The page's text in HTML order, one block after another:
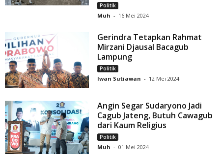
Politik
Muh - 16 Mei 2024
Gerindra Tetapkan Rahmat
Mirzani Djausal Bacagub
Lampung
Politik
Iwan Sutiawan - 12 Mei 2024
Angin Segar Sudaryono Jadi
Cagub Jateng, Butuh Cawagub
dari Kaum Religius
Politik
Muh - 01 Mei 2024